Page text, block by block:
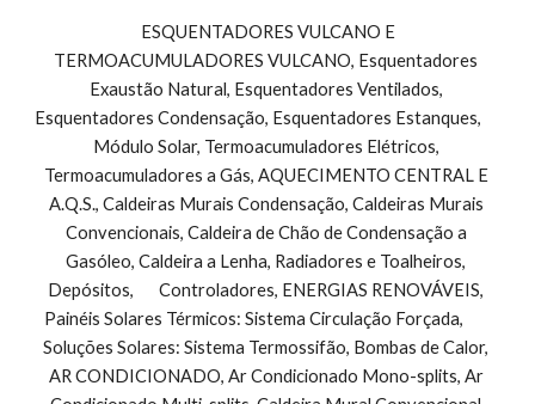
TERMOACUMULADORES VULCANO, Esquentadores
Exaustão Natural, Esquentadores Ventilados,
Esquentadores Condensação, Esquentadores Estanques,
Módulo Solar, Termoacumuladores Elétricos,
Termoacumuladores a Gás, AQUECIMENTO CENTRAL E
A.Q.S., Caldeiras Murais Condensação, Caldeiras Murais
Convencionais, Caldeira de Chão de Condensação a
Gasóleo, Caldeira a Lenha, Radiadores e Toalheiros,
Depósitos,       Controladores, ENERGIAS RENOVÁVEIS,
Painéis Solares Térmicos: Sistema Circulação Forçada,
Soluções Solares: Sistema Termossifão, Bombas de Calor,
AR CONDICIONADO, Ar Condicionado Mono-splits, Ar